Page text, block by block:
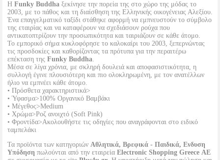
Η Funky Buddha ξεκίνησε την πορεία της στο χώρο της μόδας το
2003, με το πάθος και τη διαίσθηση της Ελληνικής οικογένειας Αλεξίου.
Ένα επαγγελματικό ταξίδι στάθηκε αφορμή να εμπνευστούν το σύμβολο
της εταιρίας και να καταφέρουν να σχεδιάσουν ρούχα που
αντικατοπτρίζουν την προσωπικότητα και ταιριάζουν σε κάθε άτομο.
Το εμπορικό σήμα κυκλοφόρησε το καλοκαίρι του 2003, ξεπερνώντας
τις προσδοκίες και καθορίζοντας τα πρότυπα για την περαιτέρω
επέκταση της Funky Buddha.
Μέσα σε λίγα χρόνια, με σκληρή δουλειά και αποφασιστικότητα, η
συλλογή έγινε πλουσιότερη και πιο ολοκληρωμένη, με τον ανατέλλων
ήλιο να εμπνέει κάθε άτομο.
• Πρόσθετα χαρακτηριστικά>
• Ύφασμα>100% Οργανικό Βαμβάκι
• Μέγεθος>Medium
• Χρώμα>Ροζ ανοιχτό (Soft Pink)
• Φροντίδα>Ακολουθήστε τις οδηγίες που αναγράφονται στο ειδικό
ταμπελάκι
Τα προϊόντα των κατηγοριών Αθλητικά, Βρεφικά - Παιδικά, Ενδυση
Υπόδηση πωλούνται από την εταιρεία Electronic Shopping Greece ΑΕ